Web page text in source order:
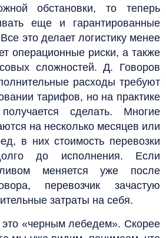
обстановки, то теперь
еще и гарантированные
это делает логистику менее
операционные риски, а также
сложностей. Д. Говоров
расходы требуют
тарифов, но на практике
сделать. Многие
на несколько месяцев или
в них стоимость перевозки
до исполнения. Если
меняется уже после
перевозчик зачастую
затраты на себя.
«черным лебедем». Скорее